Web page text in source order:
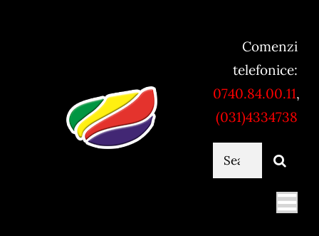
Comenzi
telefonice:
0740.84.00.11,
(031)4334738
Cautare...